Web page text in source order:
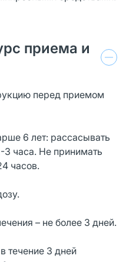
приема и
перед приемом
6 лет: рассасывать
3 часа. Не принимать
часов.
– не более 3 дней.
течение 3 дней